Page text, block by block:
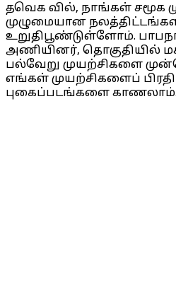
தவெக வில், நாங்கள் சமூக
முழுமையான
உறுதிபூண்டுள்ளோம்.
அணியினர், தொகுதியில்
பல்வேறு முயற்சிகளை
எங்கள் முயற்சிகளைப்
புகைப்படங்களை காணலாம்.